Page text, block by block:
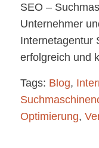
SEO –
Unternehmer
Internetagentur
erfolgreich und
Tags: Blog,
Optimierung,